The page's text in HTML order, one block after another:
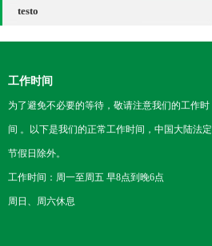
testo
工作时间
为了避免不必要的等待，敬请注意我们的工作时
间 。以下是我们的正常工作时间，中国大陆法定
节假日除外。
工作时间：周一至周五 早8点到晚6点
周日、周六休息